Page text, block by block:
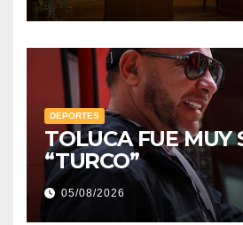
DEPORTES
TOLUCA FUE MUY
“TURCO”
05/08/2026